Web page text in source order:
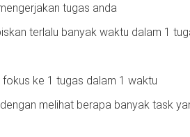
tugas anda
terlalu banyak waktu dalam 1
ke 1 tugas dalam 1 waktu
melihat berapa banyak task